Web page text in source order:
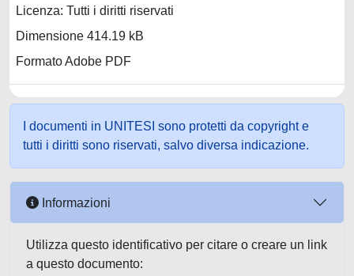
Licenza: Tutti i diritti riservati
Dimensione 414.19 kB
Formato Adobe PDF
I documenti in UNITESI sono protetti da copyright e
tutti i diritti sono riservati, salvo diversa indicazione.
Informazioni
Utilizza questo identificativo per citare o creare un link
a questo documento: